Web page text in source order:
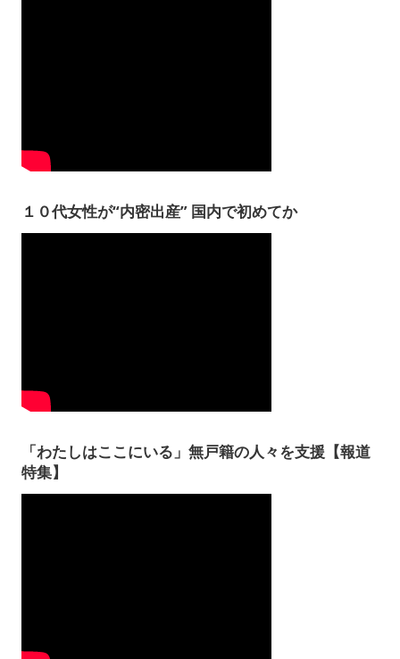
１０代女性が“内密出産” 国内で初めてか
「わたしはここにいる」無戸籍の人々を支援【報道
特集】